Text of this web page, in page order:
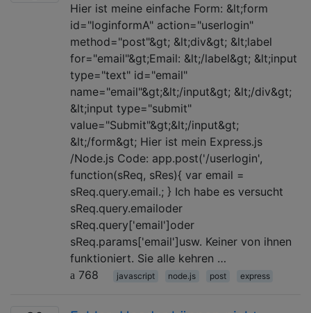
Hier ist meine einfache Form: &lt;form
id="loginformA" action="userlogin"
method="post"&gt; &lt;div&gt; &lt;label
for="email"&gt;Email: &lt;/label&gt; &lt;input
type="text" id="email"
name="email"&gt;&lt;/input&gt; &lt;/div&gt;
&lt;input type="submit"
value="Submit"&gt;&lt;/input&gt;
&lt;/form&gt; Hier ist mein Express.js
/Node.js Code: app.post('/userlogin',
function(sReq, sRes){ var email =
sReq.query.email.; } Ich habe es versucht
sReq.query.emailoder
sReq.query['email']oder
sReq.params['email']usw. Keiner von ihnen
funktioniert. Sie alle kehren …
768
javascript node.js post express